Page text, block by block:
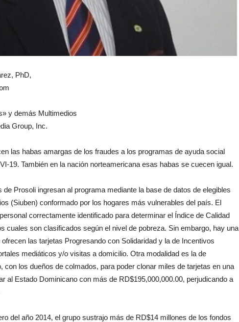
PhD,
y demás Multimedios
Group, Inc.
las habas amargas de los fraudes a los programas de ayuda social
19. También en la nación norteamericana esas habas se cuecen igual.
Prosoli ingresan al programa mediante la base de datos de elegibles
(Siuben) conformado por los hogares más vulnerables del país. El
correctamente identificado para determinar el Índice de Calidad
cuales son clasificados según el nivel de pobreza. Sin embargo, hay una
las tarjetas Progresando con Solidaridad y la de Incentivos
mediáticos y/o visitas a domicilio. Otra modalidad es la de
con los dueños de colmados, para poder clonar miles de tarjetas en una
al Estado Dominicano con más de RD$195,000,000.00, perjudicando a
del año 2014, el grupo sustrajo más de RD$14 millones de los fondos